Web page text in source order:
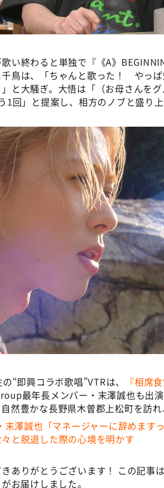
い終わると単独で『《A》
鳥は、「ちゃんと歌った！ やっぱ
と大騒ぎ。大悟は「（お母さんを
1回」と提案し、相方のノブと盛り上
“即興コラボ歌唱”VTRは、 『相席食
最年長メンバー・末澤誠也も出
然豊かな⻑野県⽊曽郡上松町を訪
末澤誠也「マネージャーに辞めます
と脱退した際の心境を明かす
ありがとうございます！ この記事
お届けしました。